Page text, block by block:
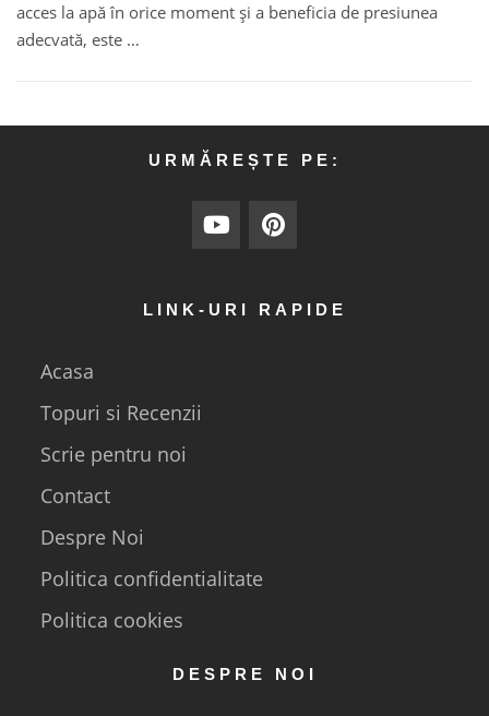
acces la apă în orice moment și a beneficia de presiunea
adecvată, este …
URMĂREȘTE PE:
LINK-URI RAPIDE
Acasa
Topuri si Recenzii
Scrie pentru noi
Contact
Despre Noi
Politica confidentialitate
Politica cookies
DESPRE NOI